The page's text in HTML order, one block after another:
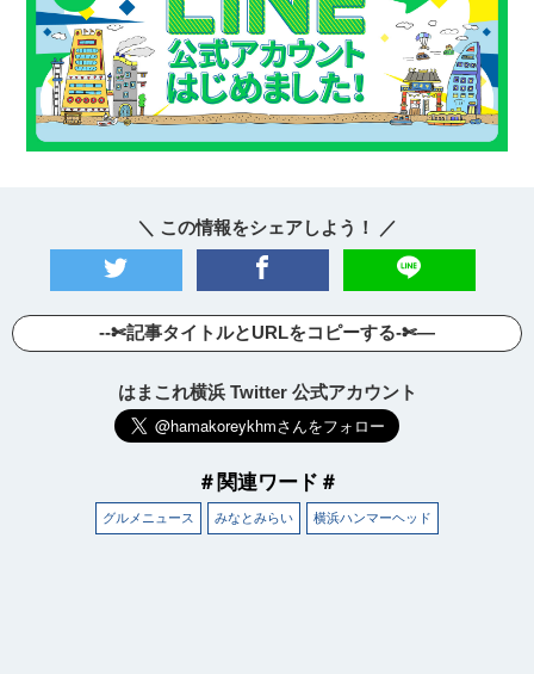
＼ この情報をシェアしよう！ ／
--✄記事タイトルとURLをコピーする-✄—
はまこれ横浜 Twitter 公式アカウント
＃関連ワード＃
グルメニュース みなとみらい 横浜ハンマーヘッド